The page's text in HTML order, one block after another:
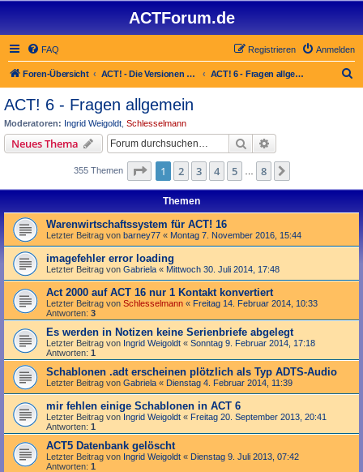
ACTForum.de
FAQ Anmelden
Registrieren
Foren-Übersicht ACT! - Die Versionen 2.x bis 6.x (auch ACT! 2000) ACT! 6 - Fragen allgemein
ACT! 6 - Fragen allgemein
Moderatoren: Ingrid Weigoldt Schlesselmann
Neues Thema Suche
355 Themen Seite 1von
1 2 3 4 5 8
Themen
Warenwirtschaftssystem für ACT! 16
Letzter Beitrag von barney77 « Montag 7. November 2016, 15:44
imagefehler error loading
Letzter Beitrag von Gabriela « Mittwoch 30. Juli 2014, 17:48
Act 2000 auf ACT 16 nur 1 Kontakt konvertiert
Letzter Beitrag von Schlesselmann « Freitag 14. Februar 2014, 10:33
Antworten: 3
Es werden in Notizen keine Serienbriefe abgelegt
Letzter Beitrag von Ingrid Weigoldt « Sonntag 9. Februar 2014, 17:18
Antworten: 1
Schablonen .adt erscheinen plötzlich als Typ ADTS-Audio
Letzter Beitrag von Gabriela « Dienstag 4. Februar 2014, 11:39
mir fehlen einige Schablonen in ACT 6
Letzter Beitrag von Ingrid Weigoldt « Freitag 20. September 2013, 20:41
Antworten: 1
ACT5 Datenbank gelöscht
Letzter Beitrag von Ingrid Weigoldt « Dienstag 9. Juli 2013, 07:42
Antworten: 1